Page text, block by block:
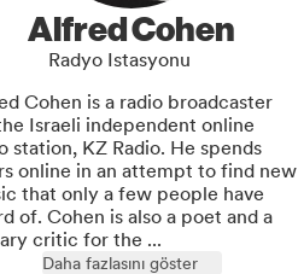
Alfred Cohen
Radyo Istasyonu
Cohen is a radio broadcaster
Israeli independent online
station, KZ Radio. He spends
online in an attempt to find new
that only a few people have
of. Cohen is also a poet and a
critic for the ...
Daha fazlasını göster